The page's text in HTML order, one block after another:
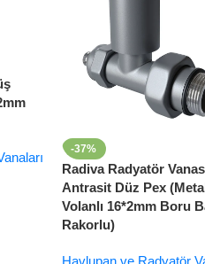
-37%
Radiva Radyatör
Antrasit Düz Pex
Volanlı 16*2mm Boru
Rakorlu)